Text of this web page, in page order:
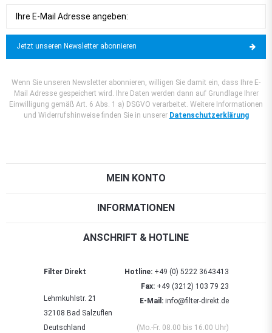
Jetzt unseren Newsletter abonnieren
Wenn Sie unseren Newsletter abonnieren, willigen Sie damit ein, dass Ihre E-
Mail Adresse gespeichert wird. Ihre Daten werden dann auf Grundlage Ihrer
Einwilligung gemäß Art. 6 Abs. 1 a) DSGVO verarbeitet. Weitere Informationen
und Widerrufshinweise finden Sie in unserer Datenschutzerklärung
MEIN KONTO
INFORMATIONEN
ANSCHRIFT & HOTLINE
Filter Direkt
Lehmkuhlstr. 21
32108 Bad Salzuflen
Deutschland
Hotline:+49 (0) 5222 3643413
Fax:+49 (3212) 103 79 23
E-Mail:info@filter-direkt.de
(Mo.-Fr. 08.00 bis 16.00 Uhr)